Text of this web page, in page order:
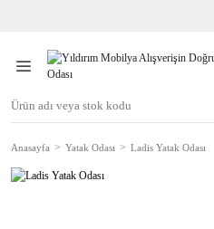
Anasayfa Yatak Odası Ladis Yatak Odası